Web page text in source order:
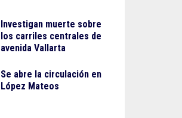
Investigan muerte sobre
los carriles centrales de
avenida Vallarta
Se abre la circulación en
López Mateos